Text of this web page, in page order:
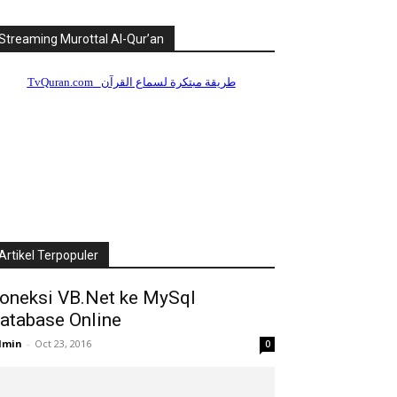
Murottal Al-Qur’an
Terpopuler
VB.Net ke MySql
Online
- Oct 23, 2016 0